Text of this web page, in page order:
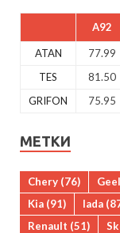
A92
ATAN 77.99
TES
81.50
GRIFON
75.95
МЕТКИ
Chery (76)
Kia (91) lada
Renault (51)